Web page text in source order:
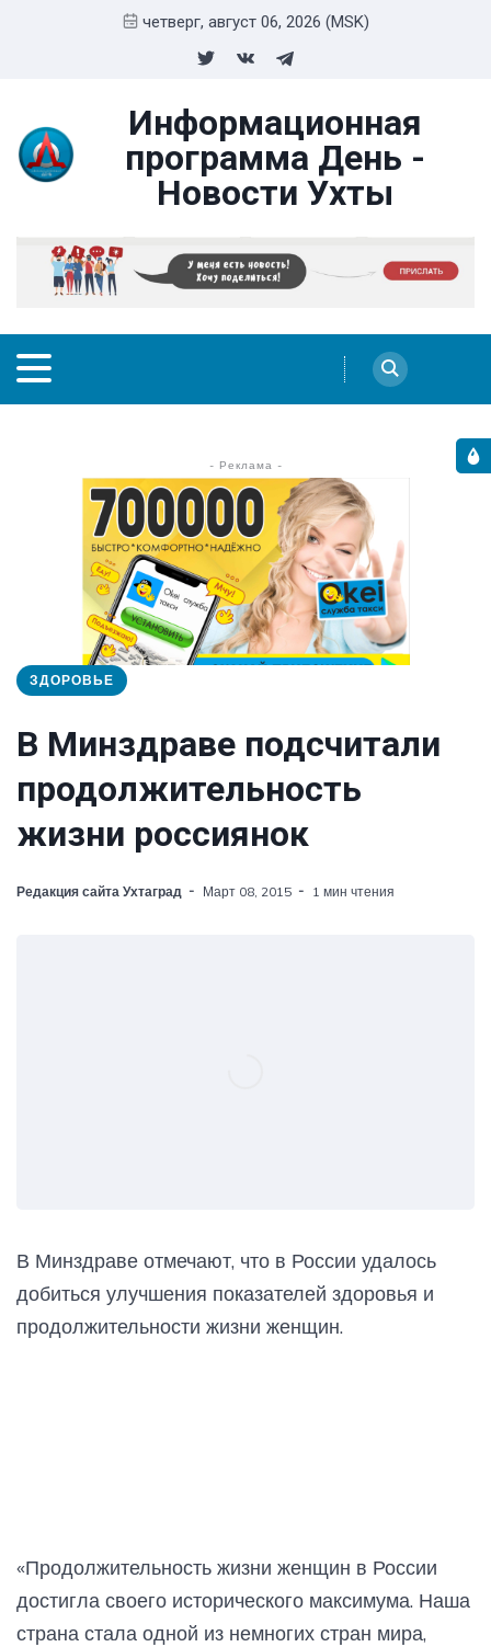
четверг, август 06, 2026 (MSK)
Информационная
программа День -
Новости Ухты
- Реклама -
ЗДОРОВЬЕ
В Минздраве подсчитали
продолжительность
жизни россиянок
Редакция сайта Ухтаград Март 08, 2015 1 мин чтения
В Минздраве отмечают, что в России удалось
добиться улучшения показателей здоровья и
продолжительности жизни женщин.
«Продолжительность жизни женщин в России
достигла своего исторического максимума. Наша
страна стала одной из немногих стран мира,